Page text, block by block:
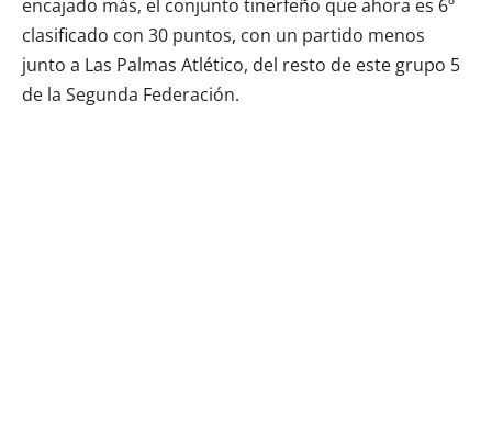
encajado más, el conjunto tinerfeño que ahora es 6º
clasificado con 30 puntos, con un partido menos
junto a Las Palmas Atlético, del resto de este grupo 5
de la Segunda Federación.